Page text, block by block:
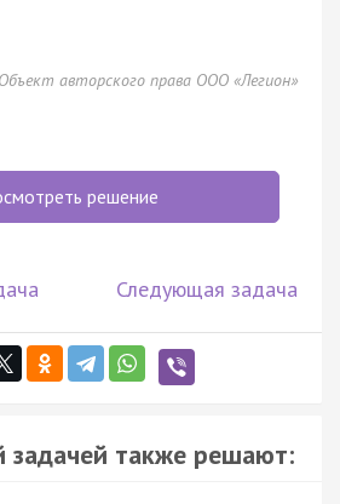
Объект авторского права ООО «Легион»
решение
Следующая задача
задачей также решают: